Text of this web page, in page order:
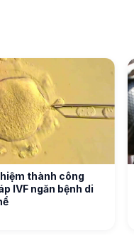
thành công
IVF ngăn bệnh di